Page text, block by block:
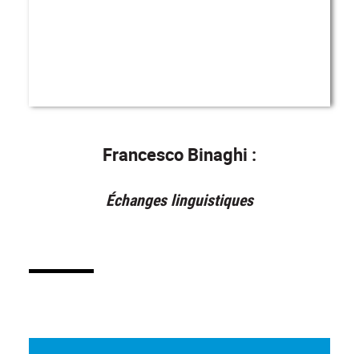
Francesco Binaghi :
Échanges linguistiques